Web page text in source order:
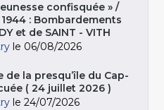
confisquée » /
: Bombardements
et de SAINT - VITH
le 06/08/2026
de la presqu’île du Cap-
( 24 juillet 2026 )
le 24/07/2026